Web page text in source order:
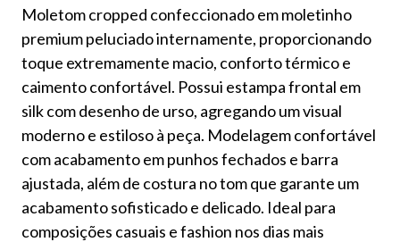
Moletom cropped confeccionado em moletinho
premium peluciado internamente, proporcionando
toque extremamente macio, conforto térmico e
caimento confortável. Possui estampa frontal em
silk com desenho de urso, agregando um visual
moderno e estiloso à peça. Modelagem confortável
com acabamento em punhos fechados e barra
ajustada, além de costura no tom que garante um
acabamento sofisticado e delicado. Ideal para
composições casuais e fashion nos dias mais